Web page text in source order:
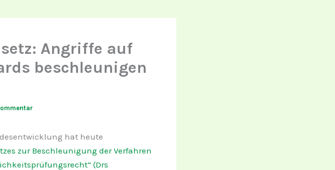
Angriffe auf
beschleunigen
hat heute
zur Beschleunigung der Verfahren
(Drs